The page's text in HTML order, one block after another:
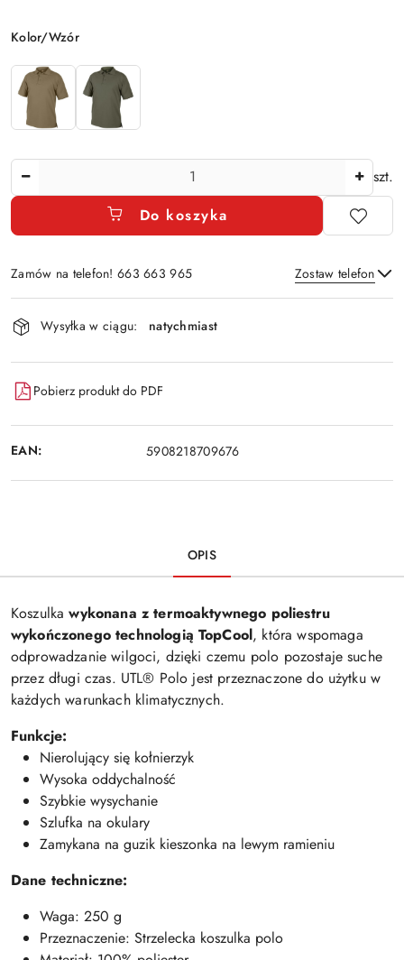
Wariant
Kolor/Wzór
szt.
Do koszyka
Zamów na telefon! 663 663 965 Zostaw telefon
Dostępność
i
dostawa
Wysyłka w ciągu: natychmiast
Pobierz produkt do PDF
EAN: 5908218709676
OPIS
Koszulkawykonana z termoaktywnego poliestru
wykończonego technologią TopCool, która wspomaga
odprowadzanie wilgoci, dzięki czemu polo pozostaje suche
przez długi czas. UTL® Polo jest przeznaczone do użytku w
każdych warunkach klimatycznych.
Funkcje:
Nierolujący się kołnierzyk
Wysoka oddychalność
Szybkie wysychanie
Szlufka na okulary
Zamykana na guzik kieszonka na lewym ramieniu
Dane techniczne:
Waga: 250 g
Przeznaczenie: Strzelecka koszulka polo